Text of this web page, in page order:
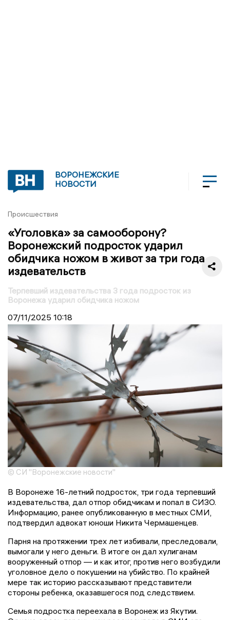
ВОРОНЕЖСКИЕ
НОВОСТИ
Происшествия
«Уголовка» за самооборону?
Воронежский подросток ударил
обидчика ножом в живот за три года
издевательств
Терпевший издевательства 3 года подросток из
Воронежа ударил обидчика ножом
07/11/2025 10:18
© СИ "Воронежские новости"
В Воронеже 16-летний подросток, три года терпевший
издевательства, дал отпор обидчикам и попал в СИЗО.
Информацию, ранее опубликованную в местных СМИ,
подтвердил адвокат юноши Никита Чермашенцев.
Парня на протяжении трех лет избивали, преследовали,
вымогали у него деньги. В итоге он дал хулиганам
вооруженный отпор — и как итог, против него возбудили
уголовное дело о покушении на убийство. По крайней
мере так историю рассказывают представители
стороны ребенка, оказавшегося под следствием.
Семья подростка переехала в Воронеж из Якутии.